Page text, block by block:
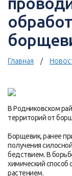
Главная
В Родниковском
территорий от
Борщевик, ранее
получения
бедствием. В
химический способ
растением.